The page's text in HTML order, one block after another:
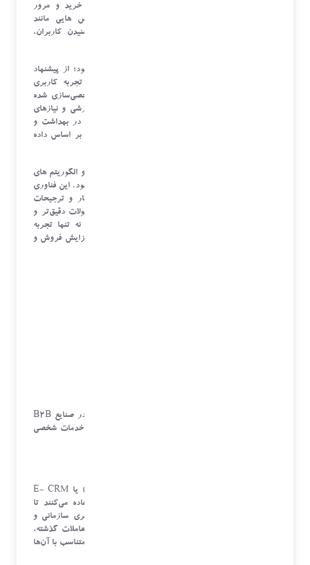
محصولاتی را پیشنهاد می‌دهند که بر اساس تاریخچه خرید و مرور
کاربران است. در صنعت سرگرمی و رسانه، سرویس ‌هایی مانند
نتفلیکس و اسپاتیفای با تحلیل الگوهای مشاهده و شنیدن کاربران،
شخصی ‌سازی می‌تواند به صورت‌ های مختلفی اعمال شود؛ از پیشنهاد
محصولات و خدمات گرفته تا طراحی رابط کاربری و تجربه کاربری
منحصربه‌فرد. در آموزش آنلاین، مسیرهای یادگیری شخصی‌سازی شده
ایجاد می‌شود که به هر دانش‌آموز بر اساس پیشینه آموزشی و نیازهای
خاص او محتوا و فعالیت ‌های مناسبی پیشنهاد می‌شود. در بهداشت و
درمان، برنام ه‌های شخصی ‌سازی شده سلامت و درمانی بر اساس داده‌
خدمات شخصی ‌سازی شده با استفاده از داده ‌های بزرگ و الگوریتم ‌های
پیشرفته یادگیری ماشین و هوش مصنوعی امکان‌پذیر می‌شود. این فناوری‌
ها به تحلیل داده ‌ها و شناسایی الگوهای پنهان در رفتار و ترجیحات
کاربران کمک می‌کنند و به این ترتیب، خدمات و محصولات دقیق‌تر و
متناسب‌ تری ارائه می‌دهند. در نهایت، شخصی ‌سازی نه تنها تجربه
کاربری را بهبود می‌بخشد، بلکه به کسب ‌وکارها نیز در افزایش فروش و
خدمات شخصی ‌سازی شده نه تنها در صنایع B2C بلکه در صنایع B2B
نیز تأثیرات قابل توجهی دارند. در ادامه به بررسی تاثیر خدمات شخصی
: پلتفرم ‌های مدیریت ارتباط با مشتری (CRM) يا E- CRM
مانند Salesforce از الگوریتم‌ های شخصی ‌سازی استفاده می‌کنند تا
پیشنهادات و خدمات متناسب با نیازهای خاص هر مشتری سازمانی و
فردی ارائه دهند. این سیستم‌ ها با تحلیل داده ‌های تعاملات گذشته،
نیازهای خاص هر مشتری را شناسایی کرده و راهکارهای متناسب با آن‌ها